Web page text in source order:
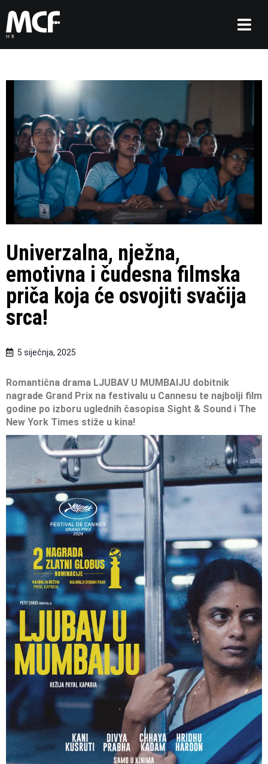
Univerzalna, nježna,
emotivna i čudesna filmska
priča koja će osvojiti svačija
srca!
5 siječnja, 2025
Romantična drama LJUBAV U MUMBAIJU dobitnik
nagrade Grand Prix na festivalu u Cannesu te najbolji film
godine po izboru uglednih časopisa Sight & Sound i The
New York Times stiže u kina!